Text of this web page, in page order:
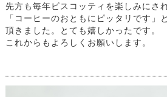
先方も毎年ビスコッティを楽しみにさ
「コーヒーのおともにピッタリです」
頂きました。とても嬉しかったです。
これからもよろしくお願いします。